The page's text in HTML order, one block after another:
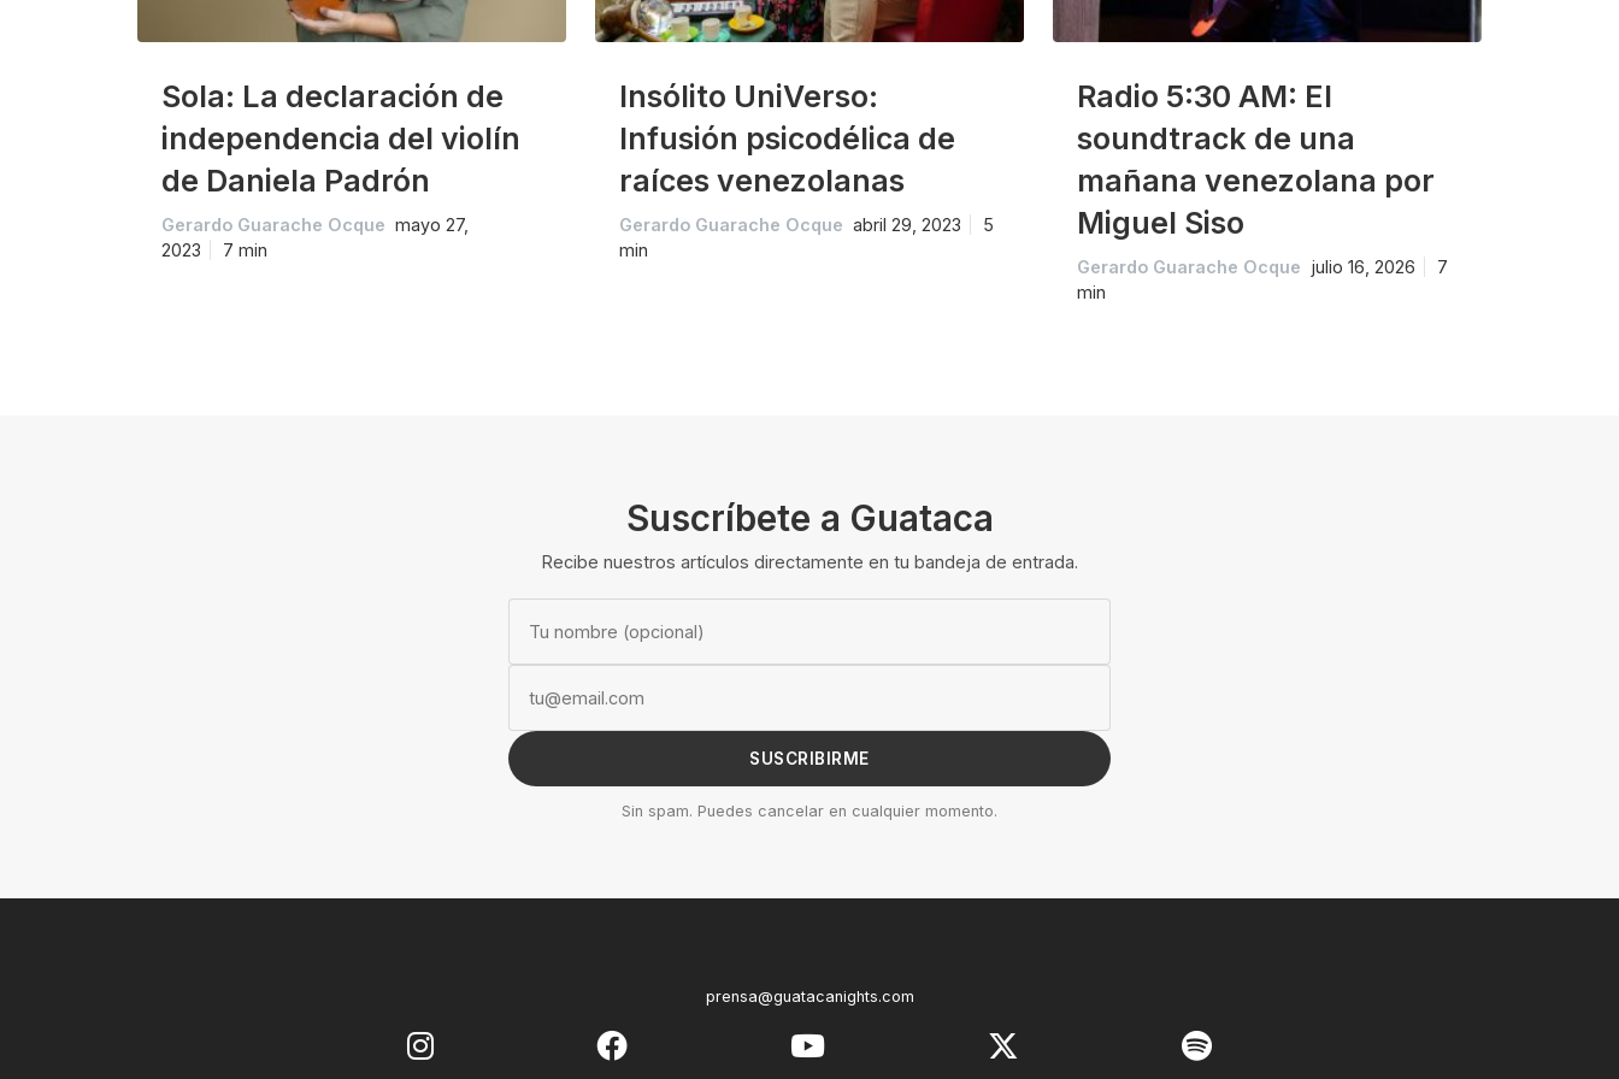
Sola: La declaración de
independencia del violín
de Daniela Padrón
Gerardo Guarache Ocque mayo 27,
2023
7 min
Insólito UniVerso:
Infusión psicodélica de
raíces venezolanas
Gerardo Guarache Ocque abril 29, 2023
5
min
Radio 5:30 AM: El
soundtrack de una
mañana venezolana por
Miguel Siso
Gerardo Guarache Ocque julio 16, 2026
7
min
Suscríbete a Guataca
Recibe nuestros artículos directamente en tu bandeja de entrada.
SUSCRIBIRME
Sin spam. Puedes cancelar en cualquier momento.
prensa@guatacanights.com